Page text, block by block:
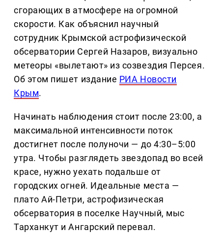
сгорающих в атмосфере на огромной
скорости. Как объяснил научный
сотрудник Крымской астрофизической
обсерватории Сергей Назаров, визуально
метеоры «вылетают» из созвездия Персея.
Об этом пишет издание РИА Новости
Крым.
Начинать наблюдения стоит после 23:00, а
максимальной интенсивности поток
достигнет после полуночи — до 4:30–5:00
утра. Чтобы разглядеть звездопад во всей
красе, нужно уехать подальше от
городских огней. Идеальные места —
плато Ай-Петри, астрофизическая
обсерватория в поселке Научный, мыс
Тарханкут и Ангарский перевал.